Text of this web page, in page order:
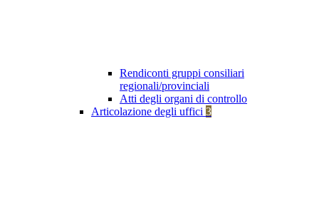
Rendiconti gruppi consiliari
regionali/provinciali
Atti degli organi di controllo
Articolazione degli uffici 3